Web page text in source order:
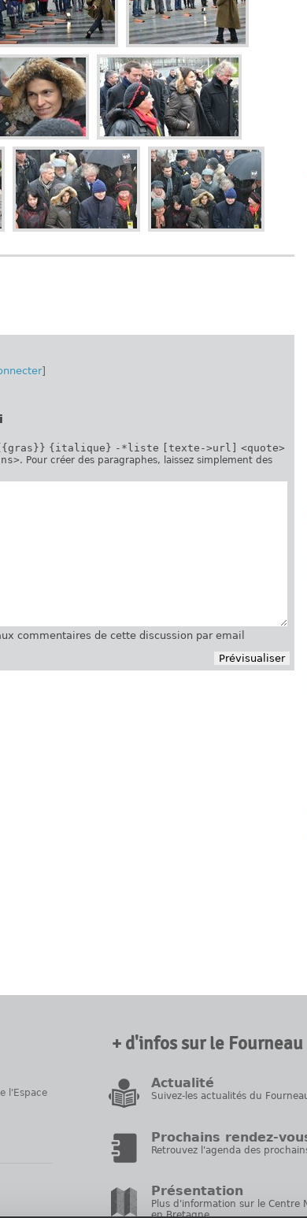
]
{italique} -*liste [texte->url]
<quote>
. Pour créer des paragraphes, laissez simplement des
commentaires de cette discussion par email
l'Espace
+ d'infos sur le Fourneau
Actualité
Suivez-les actualités du
Prochains rendez-
Retrouvez l'agenda des
Présentation
Plus d'information sur le Centre
en Bretagne.